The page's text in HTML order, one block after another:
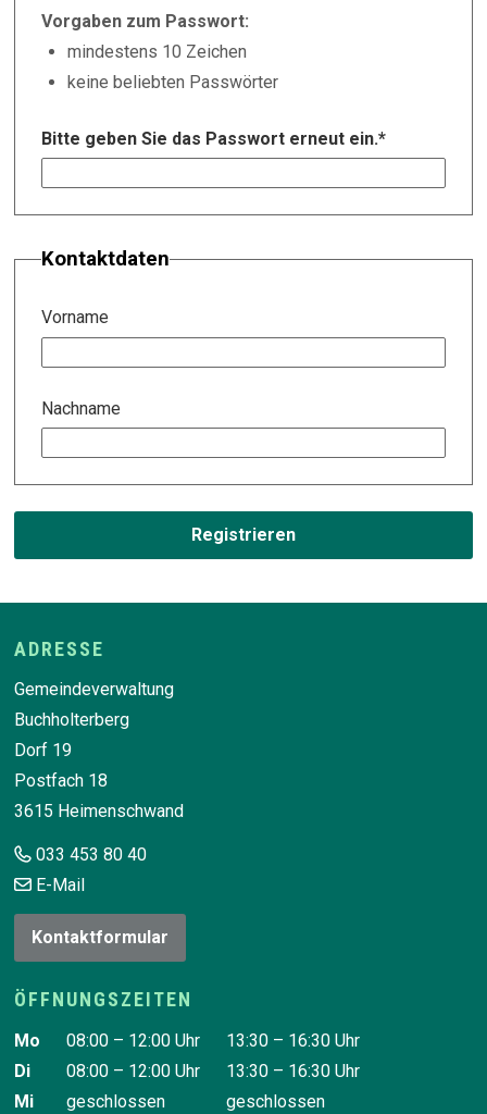
Vorgaben zum Passwort:
mindestens 10 Zeichen
keine beliebten Passwörter
Bitte geben Sie das Passwort erneut ein.*
Kontaktdaten
Vorname
Nachname
Registrieren
Footer
ADRESSE
Gemeindeverwaltung
Buchholterberg
Dorf 19
Postfach 18
3615 Heimenschwand
033 453 80 40
E-Mail
Kontaktformular
ÖFFNUNGSZEITEN
Wochentag Vormittag Nachmittag
Mo 08:00 – 12:00 Uhr
13:30 – 16:30 Uhr
Di
08:00 – 12:00 Uhr
13:30 – 16:30 Uhr
Mi
geschlossen geschlossen